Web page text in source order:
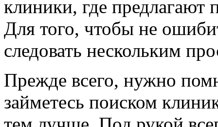
клиники, где
Для того, чтобы не
следовать нескольким
Прежде всего, нужно
займетесь поиском